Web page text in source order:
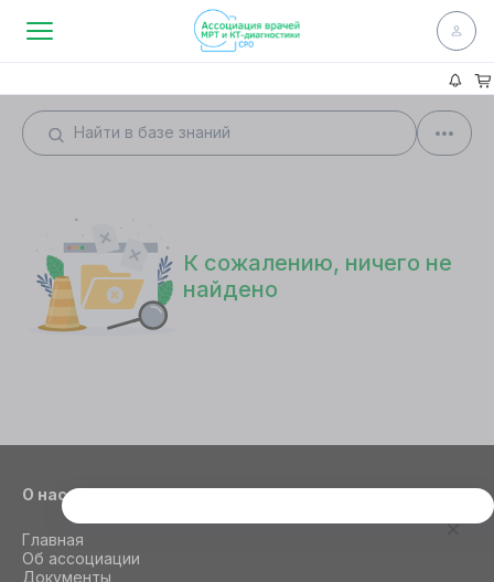
К сожалению, ничего не
найдено
О нас
Главная
Об ассоциации
Документы
Этот сайт использует cookie
Для корректной работы данного сайта
необходимы файлы cookie